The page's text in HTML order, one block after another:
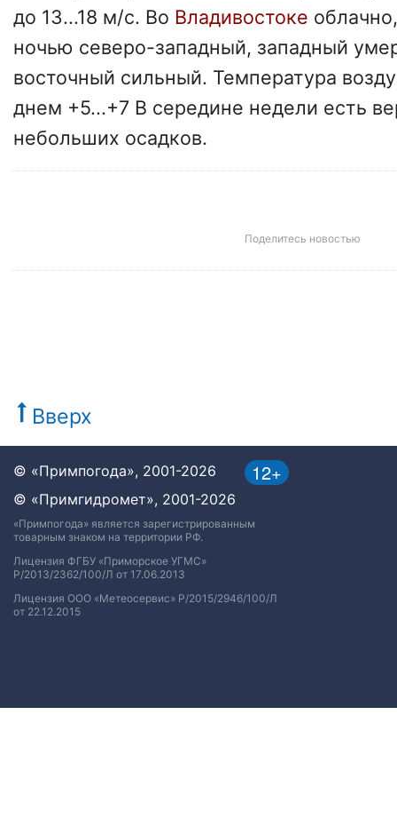
до 13...18 м/с. Во Владивостоке
ночью северо-западный, западный
восточный сильный. Температура
днем +5...+7 В середине недели есть
небольших осадков.
Поделитесь новостью
Вверх
12+
© «Примпогода», 2001-2026
© «Примгидромет», 2001-2026
«Примпогода» является зарегистрированным
товарным знаком на территории РФ.
Лицензия ФГБУ «Приморское УГМС»
Р/2013/2362/100/Л от 17.06.2013
Лицензия ООО «Метеосервис» Р/2015/2946/100/Л
от 22.12.2015